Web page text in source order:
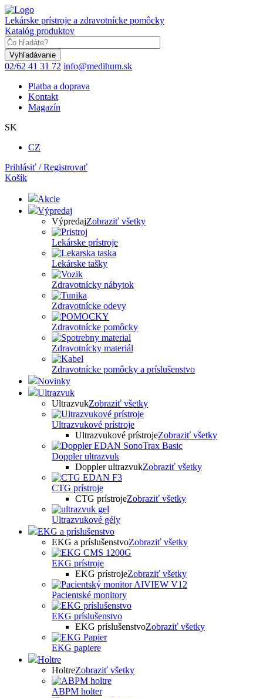
Skočiť
na
hlavný
obsah
Lekárske prístroje a zdravotnícke pomôcky
Katalóg produktov
02/62 41 31 72 info@medihum.sk
Platba a doprava
Kontakt
Magazín
SK
CZ
Prihlásiť / Registrovať
Košík
Akcie
Výpredaj
VýpredajZobraziť všetky
Lekárske prístroje
Lekárske tašky
Zdravotnícky nábytok
Zdravotnícke odevy
Zdravotnícke pomôcky
Zdravotnícky materiál
Zdravotnícke pomôcky a príslušenstvo
Novinky
Ultrazvuk
UltrazvukZobraziť všetky
Ultrazvukové prístroje
Ultrazvukové prístrojeZobraziť všetky
Doppler ultrazvuk
Doppler ultrazvukZobraziť všetky
CTG prístroje
CTG prístrojeZobraziť všetky
Ultrazvukové gély
EKG a príslušenstvo
EKG a príslušenstvoZobraziť všetky
EKG prístroje
EKG prístrojeZobraziť všetky
Pacientské monitory
EKG príslušenstvo
EKG príslušenstvoZobraziť všetky
EKG papiere
Holtre
HoltreZobraziť všetky
ABPM holter